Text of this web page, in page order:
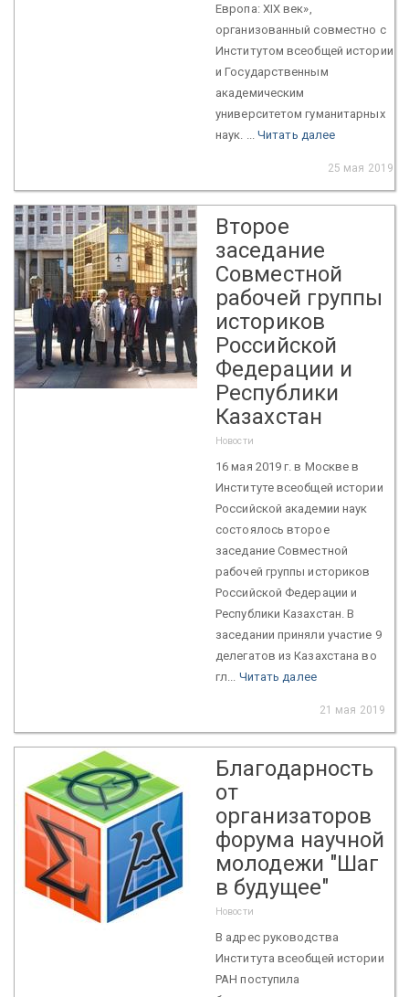
Европа: XIX век»,
организованный совместно с
Институтом всеобщей истории
и Государственным
академическим
университетом гуманитарных
наук. ... Читать далее
25 мая 2019
Второе
заседание
Совместной
рабочей группы
историков
Российской
Федерации и
Республики
Казахстан
Новости
16 мая 2019 г. в Москве в
Институте всеобщей истории
Российской академии наук
состоялось второе
заседание Совместной
рабочей группы историков
Российской Федерации и
Республики Казахстан. В
заседании приняли участие 9
делегатов из Казахстана во
гл... Читать далее
21 мая 2019
Благодарность
от
организаторов
форума научной
молодежи "Шаг
в будущее"
Новости
В адрес руководства
Института всеобщей истории
РАН поступила